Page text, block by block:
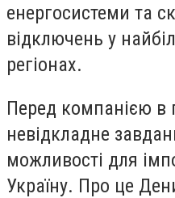
енергосистеми та
відключень у
регіонах.
Перед компанією в
невідкладне
можливості для
Україну. Про це